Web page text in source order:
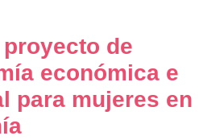
proyecto de
económica e
para mujeres en